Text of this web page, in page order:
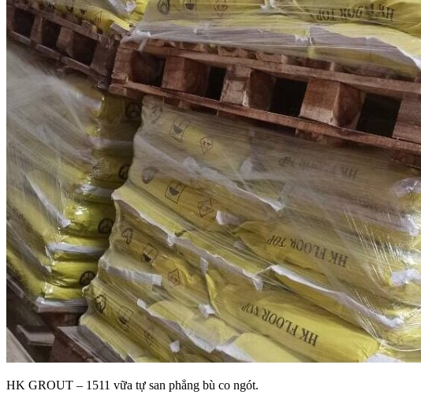
HK GROUT – 1511 vữa tự san phẳng bù co ngót.